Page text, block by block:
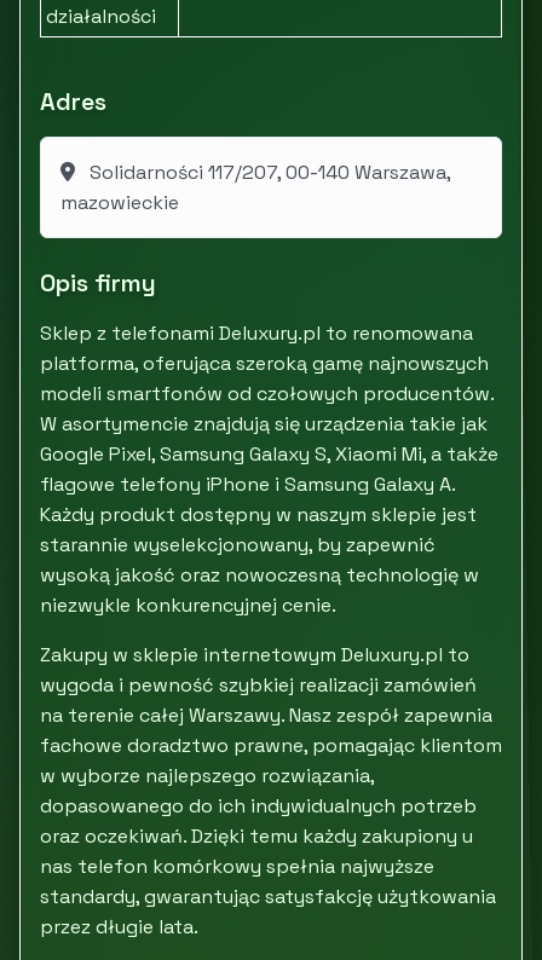
działalności
Adres
Solidarności 117/207, 00-140 Warszawa,
mazowieckie
Opis firmy
Sklep z telefonami Deluxury.pl to renomowana
platforma, oferująca szeroką gamę najnowszych
modeli smartfonów od czołowych producentów.
W asortymencie znajdują się urządzenia takie jak
Google Pixel, Samsung Galaxy S, Xiaomi Mi, a także
flagowe telefony iPhone i Samsung Galaxy A.
Każdy produkt dostępny w naszym sklepie jest
starannie wyselekcjonowany, by zapewnić
wysoką jakość oraz nowoczesną technologię w
niezwykle konkurencyjnej cenie.
Zakupy w sklepie internetowym Deluxury.pl to
wygoda i pewność szybkiej realizacji zamówień
na terenie całej Warszawy. Nasz zespół zapewnia
fachowe doradztwo prawne, pomagając klientom
w wyborze najlepszego rozwiązania,
dopasowanego do ich indywidualnych potrzeb
oraz oczekiwań. Dzięki temu każdy zakupiony u
nas telefon komórkowy spełnia najwyższe
standardy, gwarantując satysfakcję użytkowania
przez długie lata.